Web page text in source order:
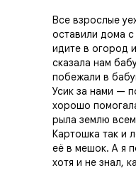
Все взрослые
оставили дома
идите в огород
сказала нам
побежали в
Усик за нами —
хорошо
рыла землю
Картошка так и
её в мешок. А я
хотя и не знал,